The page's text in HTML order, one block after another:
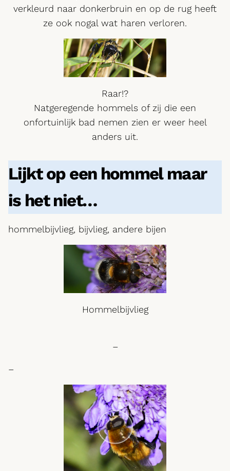
verkleurd naar donkerbruin en op de rug heeft
ze ook nogal wat haren verloren.
Raar!?
Natgeregende hommels of zij die een
onfortuinlijk bad nemen zien er weer heel
anders uit.
Lijkt op een hommel maar
is het niet…
hommelbijvlieg, bijvlieg, andere bijen
Hommelbijvlieg
–
–